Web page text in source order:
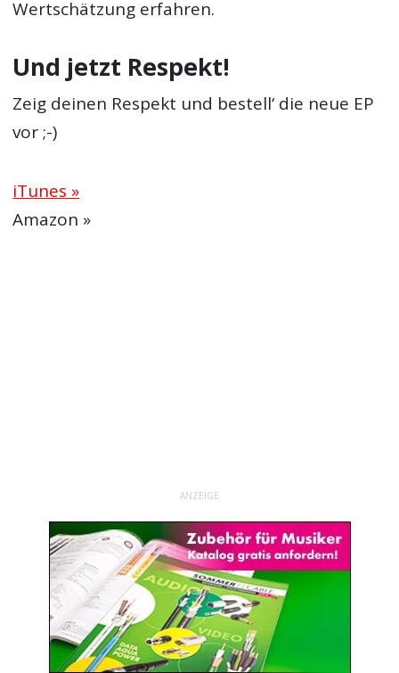
Wertschätzung erfahren.
Und jetzt Respekt!
Zeig deinen Respekt und bestell‘ die neue EP
vor ;-)
iTunes »
Amazon »
ANZEIGE